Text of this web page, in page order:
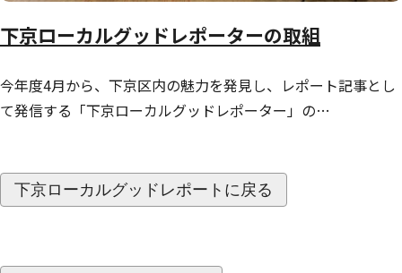
下京ローカルグッドレポーターの取組
今年度4月から、下京区内の魅力を発見し、レポート記事とし
て発信する「下京ローカルグッドレポーター」の…
下京ローカルグッドレポートに戻る